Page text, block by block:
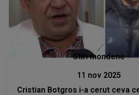
Stiri mondene
11 nov 2025
Cristian Botgros i-a cerut ceva